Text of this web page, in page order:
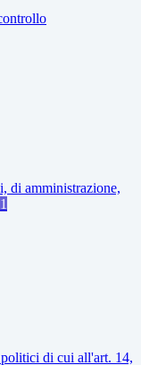
di amministrazione,
1
di cui all'art. 14,